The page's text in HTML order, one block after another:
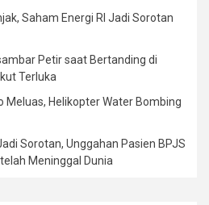
Saham Energi RI Jadi Sorotan
Petir saat Bertanding di
Terluka
Meluas, Helikopter Water Bombing
Sorotan, Unggahan Pasien BPJS
Meninggal Dunia